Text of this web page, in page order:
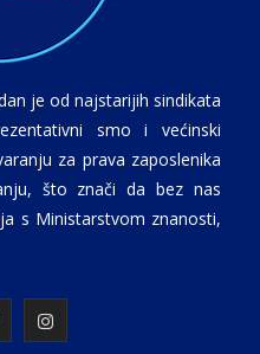
je od najstarijih sindikata
smo i većinski
za prava zaposlenika
što znači da bez nas
s Ministarstvom znanosti,
I